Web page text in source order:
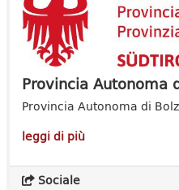
Provincia Autonoma
Provincia Autonoma di
leggi di più
Sociale